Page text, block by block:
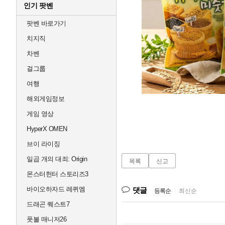
인기 팟벤
팟벤 바로가기
치지직
차벤
걸그룹
여행
해외게임정보
게임 영상
HyperX OMEN
브이 라이징
일곱 개의 대죄: Origin
몬스터헌터 스토리즈3
바이오하자드 레퀴엠
드래곤 퀘스트7
풋볼 매니저26
목록 신고
댓글 등록순 최신순